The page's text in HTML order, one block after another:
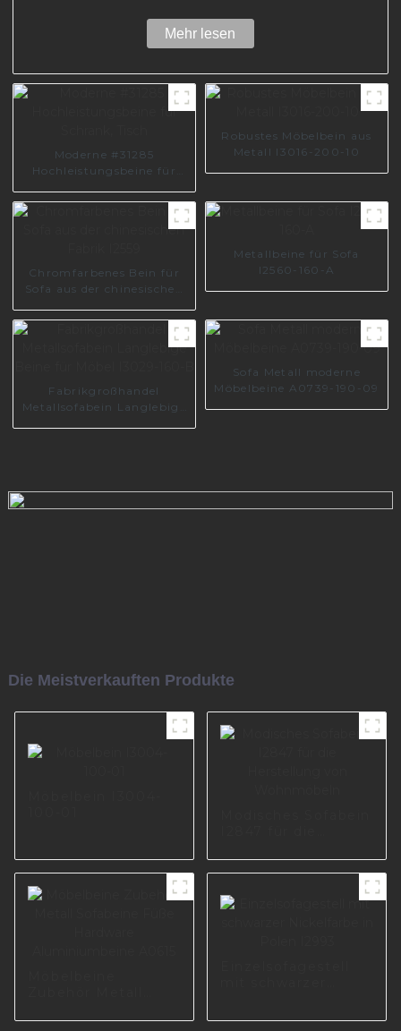
Mehr lesen
Moderne #31285
Hochleistungsbeine für
Robustes Möbelbein aus
Metall I3016-200-10
Chromfarbenes Bein für
Sofa aus der chinesischen
Metallbeine für Sofa
I2560-160-A
Fabrikgroßhandel
Metallsofabein Langlebige
Sofa Metall moderne
Möbelbeine A0739-190-09
Die Meistverkauften Produkte
Wohnmöbeln
Hardware